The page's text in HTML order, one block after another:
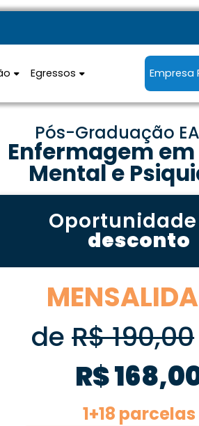
Egressos Empresa
Pós-Graduação
Enfermagem
Mental e
desconto
deR$ 190,00
R$
1+18 parcelas